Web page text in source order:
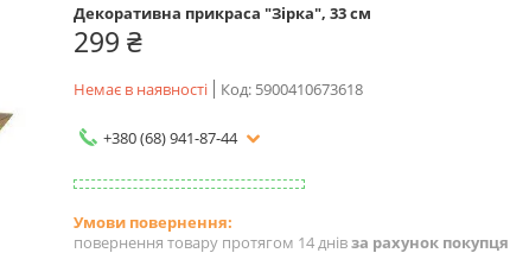
Декоративна прикраса "Зірка", 33 см
299 ₴
Немає в наявності Код: 5900410673618
+380 (68) 941-87-44
повернення товару протягом 14 днівза рахунок покупця